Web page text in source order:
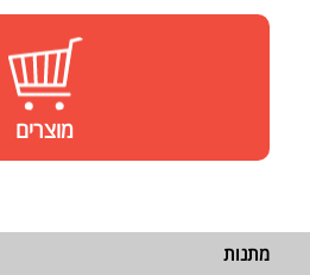
מוצרים
מתנות